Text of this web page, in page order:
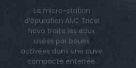
La micro-station
d’épuration ANC Tricel
Novo traite les eaux
usées par boues
activées dans une cuve
compacte enterrée.